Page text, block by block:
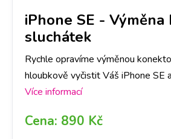
iPhone SE - Výměna
sluchátek
Rychle opravíme výměnou
hloubkově vyčistit Váš iPhone SE
čas i peníze. Nejlepší je nyní se
Více informací
Cena: 890 Kč